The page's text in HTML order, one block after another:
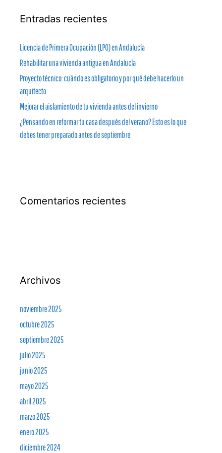
Entradas recientes
Licencia de Primera Ocupación (LPO) en Andalucía
Rehabilitar una vivienda antigua en Andalucía
Proyecto técnico: cuándo es obligatorio y por qué debe hacerlo un
arquitecto
Mejorar el aislamiento de tu vivienda antes del invierno
¿Pensando en reformar tu casa después del verano? Esto es lo que
debes tener preparado antes de septiembre
Comentarios recientes
Archivos
noviembre 2025
octubre 2025
septiembre 2025
julio 2025
junio 2025
mayo 2025
abril 2025
marzo 2025
enero 2025
diciembre 2024